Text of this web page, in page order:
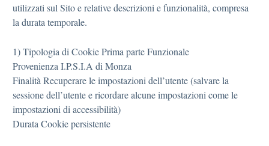
utilizzati sul Sito e relative descrizioni e funzionalità, compresa
la durata temporale.
1) Tipologia di Cookie Prima parte Funzionale
Provenienza I.P.S.I.A di Monza
Finalità Recuperare le impostazioni dell’utente (salvare la
sessione dell’utente e ricordare alcune impostazioni come le
impostazioni di accessibilità)
Durata Cookie persistente